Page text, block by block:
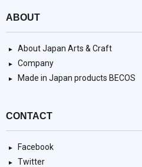
ABOUT
About Japan Arts & Craft
Company
Made in Japan products BECOS
CONTACT
Facebook
Twitter